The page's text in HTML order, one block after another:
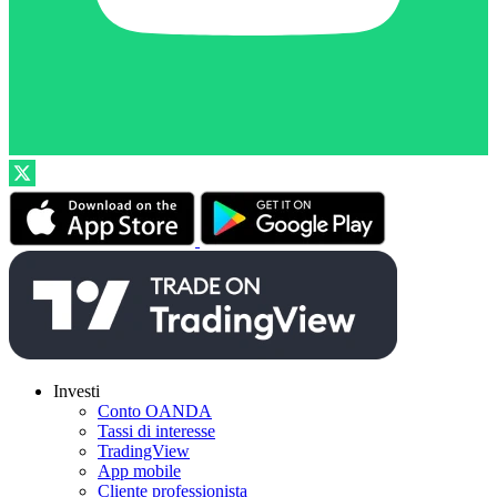
Investi
Conto OANDA
Tassi di interesse
TradingView
App mobile
Cliente professionista